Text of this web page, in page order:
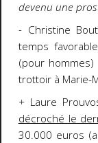
devenu une
- Christine
temps
(pour hommes)
trottoir à Marie-
+ Laure
décroché le
30.000 euros